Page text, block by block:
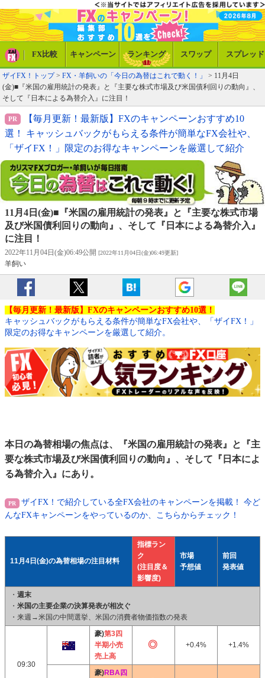
FX比較 キャンペーン ランキング スワップ スプレッド
ザイFX！トップ> FX・羊飼いの「今日の為替はこれで動く！」
> 11月4日
(金)■『米国の雇用統計の発表』と『主要な株式市場及び米国債利回りの動向』、
そして『日本による為替介入』に注目！
【毎月更新！最新版】FXのキャンペーンおすすめ10
選！ キャッシュバックがもらえる条件が簡単なFX会社や、
「ザイFX！」限定のお得なキャンペーンを厳選して紹介
11月4日(金)■『米国の雇用統計の発表』と『主要な株式市場
及び米国債利回りの動向』、そして『日本による為替介入』
に注目！
2022年11月04日(金)06:49公開 [2022年11月04日(金)06:49更新]
羊飼い
【毎月更新！最新版】FXのキャンペーンおすすめ10選！
キャッシュバックがもらえる条件が簡単なFX会社や、「ザイFX！」
限定のお得なキャンペーンを厳選して紹介。
本日の為替相場の焦点は、『米国の雇用統計の発表』と『主
要な株式市場及び米国債利回りの動向』、そして『日本によ
る為替介入』にあり。
ザイFX！で紹介している全FX会社のキャンペーンを掲載！ 今ど
んなFXキャンペーンをやっているのか、こちらからチェック！
11月4日(金)の為替相場の注目材料
指標ラン
ク
(注目度＆
影響度)
市場
予想値
前回
発表値
・ 週末
・ 米国の主要企業の決算発表が相次ぐ
・来週→米国の中間選挙、米国の消費者物価指数の発表
09:30
豪)第3四
半期小売
売上高
+0.4% +1.4%
豪)RBA四